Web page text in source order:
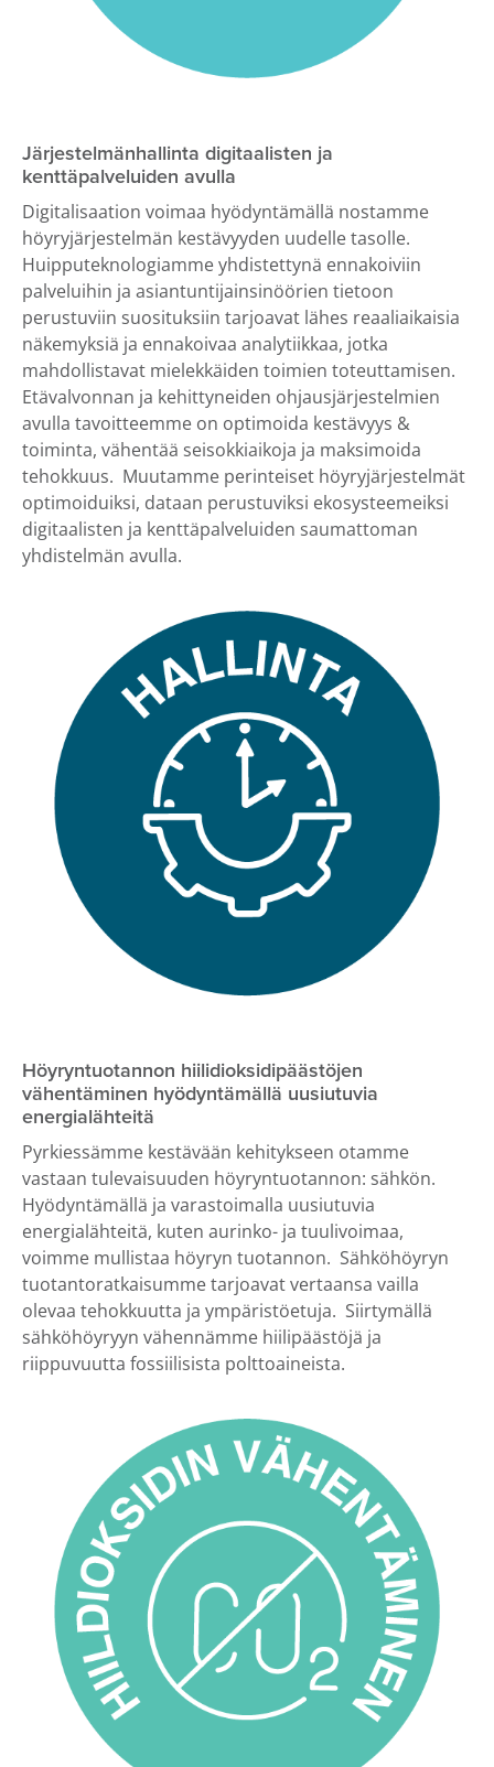
Järjestelmänhallinta digitaalisten ja
kenttäpalveluiden avulla
Digitalisaation voimaa hyödyntämällä nostamme
höyryjärjestelmän kestävyyden uudelle tasolle.
Huipputeknologiamme yhdistettynä ennakoiviin
palveluihin ja asiantuntijainsinöörien tietoon
perustuviin suosituksiin tarjoavat lähes reaaliaikaisia
näkemyksiä ja ennakoivaa analytiikkaa, jotka
mahdollistavat mielekkäiden toimien toteuttamisen.
Etävalvonnan ja kehittyneiden ohjausjärjestelmien
avulla tavoitteemme on optimoida kestävyys &
toiminta, vähentää seisokkiaikoja ja maksimoida
tehokkuus. Muutamme perinteiset höyryjärjestelmät
optimoiduiksi, dataan perustuviksi ekosysteemeiksi
digitaalisten ja kenttäpalveluiden saumattoman
yhdistelmän avulla.
Höyryntuotannon hiilidioksidipäästöjen
vähentäminen hyödyntämällä uusiutuvia
energialähteitä
Pyrkiessämme kestävään kehitykseen otamme
vastaan tulevaisuuden höyryntuotannon: sähkön.
Hyödyntämällä ja varastoimalla uusiutuvia
energialähteitä, kuten aurinko- ja tuulivoimaa,
voimme mullistaa höyryn tuotannon. Sähköhöyryn
tuotantoratkaisumme tarjoavat vertaansa vailla
olevaa tehokkuutta ja ympäristöetuja. Siirtymällä
sähköhöyryyn vähennämme hiilipäästöjä ja
riippuvuutta fossiilisista polttoaineista.